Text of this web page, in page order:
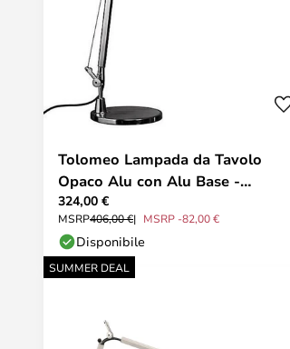
Tolomeo Lampada da Tavolo
Opaco Alu con Alu Base -
Artemide
324,00 €
MSRP406,00 € MSRP -82,00 €
Disponibile
SUMMER DEAL